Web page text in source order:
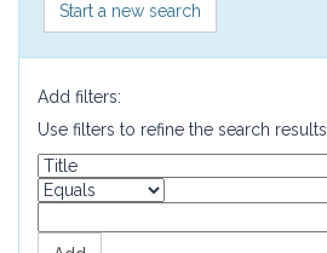
Start a new search
Add filters:
Use filters to refine the search results.